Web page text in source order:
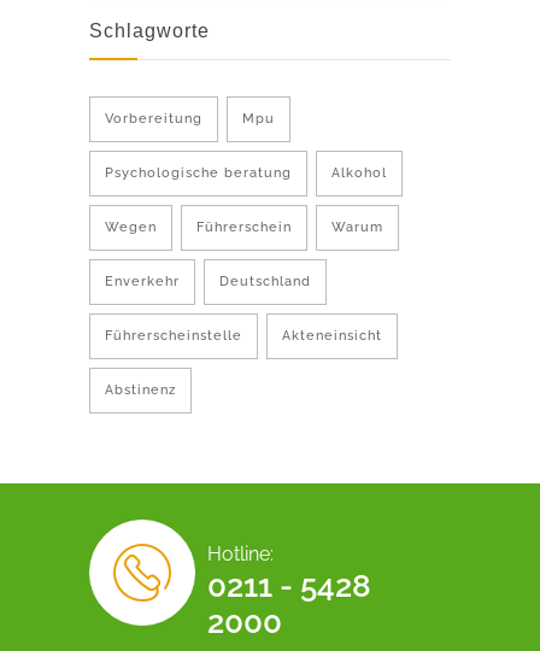
Schlagworte
Vorbereitung Mpu
Psychologische beratung Alkohol
Wegen Führerschein Warum
Enverkehr Deutschland
Führerscheinstelle Akteneinsicht
Abstinenz
Hotline:
0211 - 5428
2000